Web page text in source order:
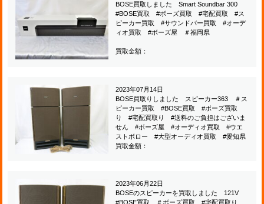
BOSE買取しました Smart Soundbar 300
#BOSE買取 #ボーズ買取 #宅配買取 #ス
ピーカー買取 #サウンドバー買取 #オーデ
ィオ買取 #ボーズ屋 ＃福岡県
買取金額：
2023年07月14日
BOSE買取りしました スピーカー363 ＃ス
ピーカー買取 #BOSE買取 #ボーズ買取
り #宅配買取り #送料のご負担はございま
せん #ボーズ屋 #オーディオ買取 #ウエ
ストボロー #大型オーディオ買取 #愛知県
買取金額：
2023年06月22日
BOSEのスピーカーを買取しました 121V
#BOSE買取 ＃ボーズ買取 #宅配買取り